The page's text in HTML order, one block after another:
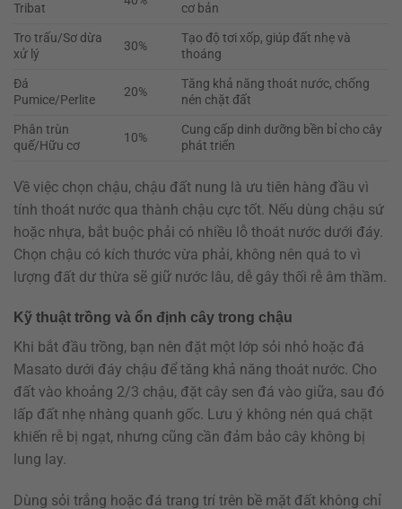
Tribat
cơ bản
Tro trấu/Sơ dừa
xử lý
30%
Tạo độ tơi xốp, giúp đất nhẹ và
thoáng
Đá
Pumice/Perlite
20%
Tăng khả năng thoát nước, chống
nén chặt đất
Phân trùn
quế/Hữu cơ
10%
Cung cấp dinh dưỡng bền bỉ cho cây
phát triển
Về việc chọn chậu, chậu đất nung là ưu tiên hàng đầu vì
tính thoát nước qua thành chậu cực tốt. Nếu dùng chậu sứ
hoặc nhựa, bắt buộc phải có nhiều lỗ thoát nước dưới đáy.
Chọn chậu có kích thước vừa phải, không nên quá to vì
lượng đất dư thừa sẽ giữ nước lâu, dễ gây thối rễ âm thầm.
Kỹ thuật trồng và ổn định cây trong chậu
Khi bắt đầu trồng, bạn nên đặt một lớp sỏi nhỏ hoặc đá
Masato dưới đáy chậu để tăng khả năng thoát nước. Cho
đất vào khoảng 2/3 chậu, đặt cây sen đá vào giữa, sau đó
lấp đất nhẹ nhàng quanh gốc. Lưu ý không nén quá chặt
khiến rễ bị ngạt, nhưng cũng cần đảm bảo cây không bị
lung lay.
Dùng sỏi trắng hoặc đá trang trí trên bề mặt đất không chỉ